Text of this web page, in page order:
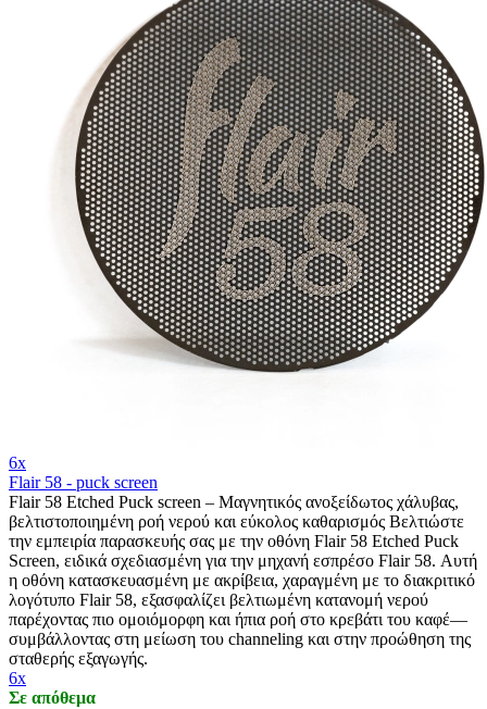
6x
Flair 58 - puck screen
Flair 58 Etched Puck screen – Μαγνητικός ανοξείδωτος χάλυβας,
βελτιστοποιημένη ροή νερού και εύκολος καθαρισμός Βελτιώστε
την εμπειρία παρασκευής σας με την οθόνη Flair 58 Etched Puck
Screen, ειδικά σχεδιασμένη για την μηχανή εσπρέσο Flair 58. Αυτή
η οθόνη κατασκευασμένη με ακρίβεια, χαραγμένη με το διακριτικό
λογότυπο Flair 58, εξασφαλίζει βελτιωμένη κατανομή νερού
παρέχοντας πιο ομοιόμορφη και ήπια ροή στο κρεβάτι του καφέ—
συμβάλλοντας στη μείωση του channeling και στην προώθηση της
σταθερής εξαγωγής.
6x
Σε απόθεμα